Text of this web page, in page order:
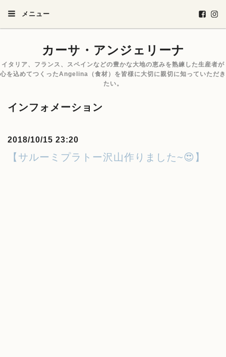
メニュー
カーサ・アンジェリーナ
イタリア、フランス、スペインなどの豊かな大地の恵みを熟練した生産者が
心を込めてつくったAngelina（食材）を皆様に大切に親切に知っていただき
たい。
インフォメーション
2018/10/15 23:20
【サルーミプラトー沢山作りました~😍】